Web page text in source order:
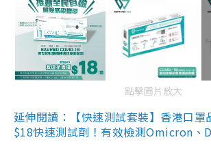
點擊圖片放大
延伸閱讀：【快速測試套裝】香港口罩
$18快速測試劑！有效檢測Omicron、